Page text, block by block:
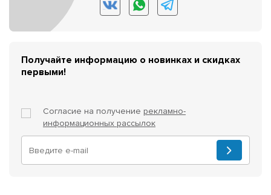
Получайте информацию о новинках и скидках
первыми!
Согласие на получение рекламно-
информационных рассылок